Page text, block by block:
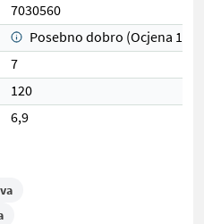
7030560
Posebno dobro (Ocjena 1)
7
120
6,9